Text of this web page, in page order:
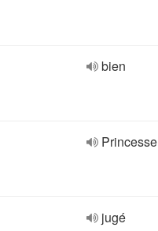
bien
Princesse
jugé